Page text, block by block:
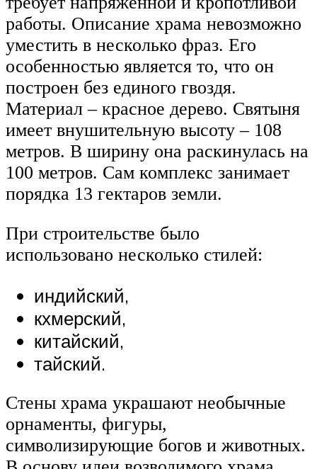
работы. Описание храма невозможно
уместить в несколько фраз. Его
особенностью является то, что он
построен без единого гвоздя.
Материал – красное дерево. Святыня
имеет внушительную высоту – 108
метров. В ширину она раскинулась на
100 метров. Сам комплекс занимает
порядка 13 гектаров земли.
При строительстве было
использовано несколько стилей:
индийский,
кхмерский,
китайский,
тайский.
Стены храма украшают необычные
орнаменты, фигуры,
символизирующие богов и животных.